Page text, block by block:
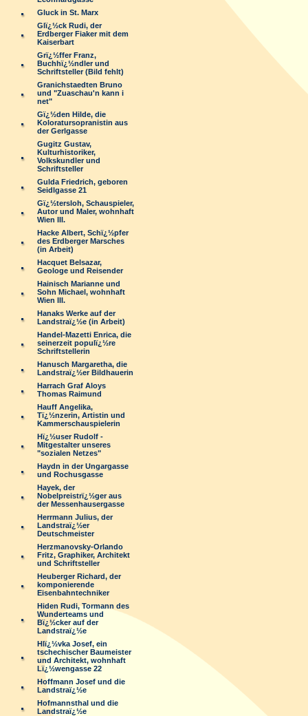
Gluck in St. Marx
Glï¿½ck Rudi, der
Erdberger Fiaker mit dem
Kaiserbart
Grï¿½ffer Franz,
Buchhï¿½ndler und
Schriftsteller (Bild fehlt)
Granichstaedten Bruno
und "Zuaschau'n kann i
net"
Gï¿½den Hilde, die
Koloratursopranistin aus
der Gerlgasse
Gugitz Gustav,
Kulturhistoriker,
Volkskundler und
Schriftsteller
Gulda Friedrich, geboren
Seidlgasse 21
Gï¿½tersloh, Schauspieler,
Autor und Maler, wohnhaft
Wien III.
Hacke Albert, Schï¿½pfer
des Erdberger Marsches
(in Arbeit)
Hacquet Belsazar,
Geologe und Reisender
Hainisch Marianne und
Sohn Michael, wohnhaft
Wien III.
Hanaks Werke auf der
Landstraï¿½e (in Arbeit)
Handel-Mazetti Enrica, die
seinerzeit populï¿½re
Schriftstellerin
Hanusch Margaretha, die
Landstraï¿½er Bildhauerin
Harrach Graf Aloys
Thomas Raimund
Hauff Angelika,
Tï¿½nzerin, Artistin und
Kammerschauspielerin
Hï¿½user Rudolf -
Mitgestalter unseres
"sozialen Netzes"
Haydn in der Ungargasse
und Rochusgasse
Hayek, der
Nobelpreistrï¿½ger aus
der Messenhausergasse
Herrmann Julius, der
Landstraï¿½er
Deutschmeister
Herzmanovsky-Orlando
Fritz, Graphiker, Architekt
und Schriftsteller
Heuberger Richard, der
komponierende
Eisenbahntechniker
Hiden Rudi, Tormann des
Wunderteams und
Bï¿½cker auf der
Landstraï¿½e
Hlï¿½vka Josef, ein
tschechischer Baumeister
und Architekt, wohnhaft
Lï¿½wengasse 22
Hoffmann Josef und die
Landstraï¿½e
Hofmannsthal und die
Landstraï¿½e